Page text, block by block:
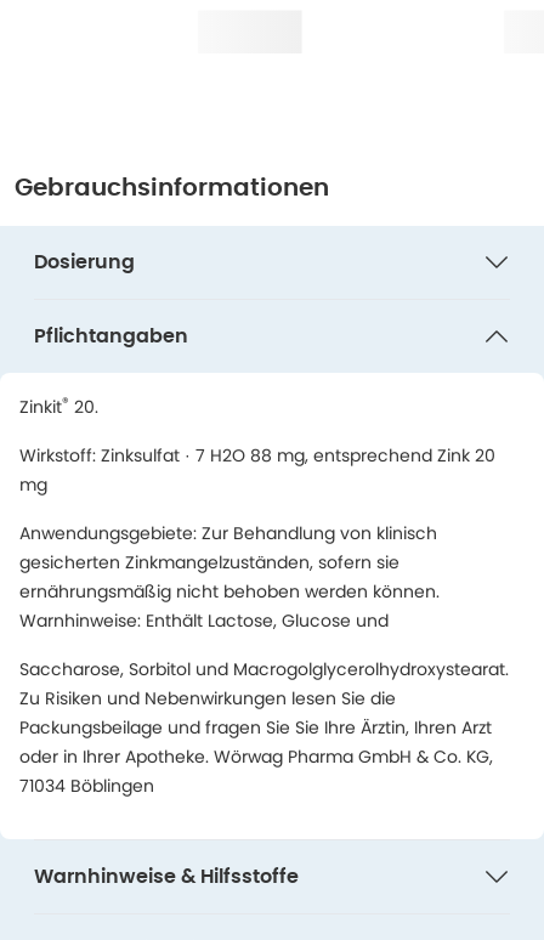
Gebrauchsinformationen
Dosierung
Pflichtangaben
Zinkit® 20.
Wirkstoff: Zinksulfat · 7 H2O 88 mg, entsprechend Zink 20
mg
Anwendungsgebiete: Zur Behandlung von klinisch
gesicherten Zinkmangelzuständen, sofern sie
ernährungsmäßig nicht behoben werden können.
Warnhinweise: Enthält Lactose, Glucose und
Saccharose, Sorbitol und Macrogolglycerolhydroxystearat.
Zu Risiken und Nebenwirkungen lesen Sie die
Packungsbeilage und fragen Sie Sie Ihre Ärztin, Ihren Arzt
oder in Ihrer Apotheke. Wörwag Pharma GmbH & Co. KG,
71034 Böblingen
Warnhinweise & Hilfsstoffe